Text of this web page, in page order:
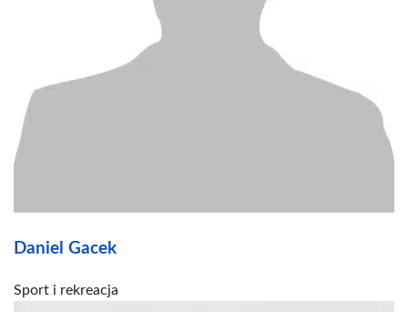
Daniel Gacek
Sport i rekreacja